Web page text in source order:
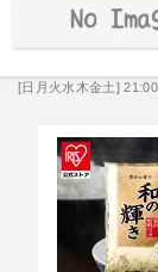
[日月火水木金土]